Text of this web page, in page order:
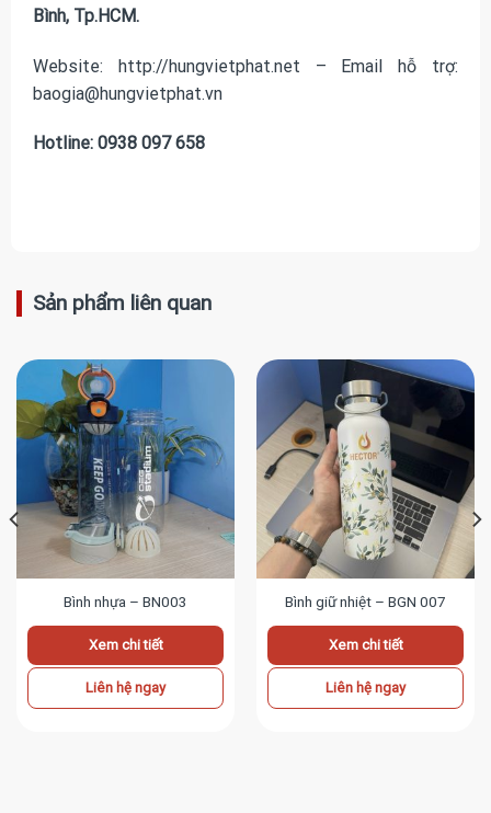
Bình, Tp.HCM.
Website: http://hungvietphat.net – Email hỗ trợ:
baogia@hungvietphat.vn
Hotline: 0938 097 658
Sản phẩm liên quan
Bình nhựa – BN003
Xem chi tiết
Liên hệ ngay
Bình giữ nhiệt – BGN 007
Xem chi tiết
Liên hệ ngay